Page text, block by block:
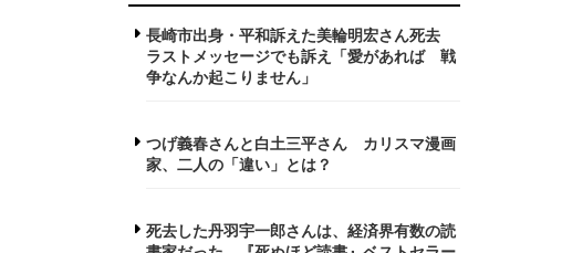
長崎市出身・平和訴えた美輪明宏さん死去
ラストメッセージでも訴え「愛があれば 戦
争なんか起こりません」
つげ義春さんと白土三平さん カリスマ漫画
家、二人の「違い」とは？
死去した丹羽宇一郎さんは、経済界有数の読